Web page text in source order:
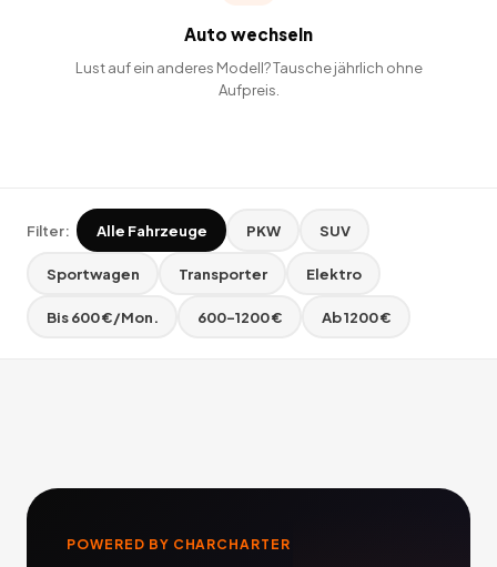
Auto wechseln
Lust auf ein anderes Modell? Tausche jährlich ohne
Aufpreis.
Filter: Alle Fahrzeuge PKW SUV
Sportwagen Transporter Elektro
Bis 600 €/Mon. 600–1200 € Ab 1200 €
POWERED BY CHARCHARTER